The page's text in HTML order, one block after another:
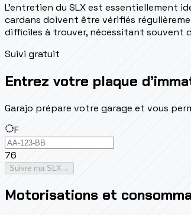
L'entretien du SLX est essentiellement
cardans doivent être vérifiés
difficiles à trouver, nécessitant souvent
Suivi gratuit
Entrez votre plaque
Garajo prépare votre garage et vous
F
76
Suivre ma SLX →
Motorisations et